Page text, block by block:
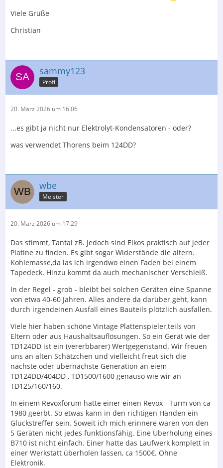
Viele Grüße
Christian
sammy123
Profi
20. März 2026 um 16:06
...es gibt ja nicht nur Elektrolyt-Kondensatoren - oder?
was verwendet Thorens beim 124DD?
wbe
Meister
20. März 2026 um 17:29
Das stimmt, Tantal zB. Jedoch sind Elkos praktisch auf jeder
Platine zu finden. Es gibt sogar Widerstände die altern.
Kohlemasse,da las ich irgendwo einen Faden bei einem
Tapedeck. Hinzu kommt da auch mechanischer Verschleiß.
In der Regel - grob - bleibt bei solchen Geräten eine Spanne
von etwa 40-60 Jahren. Alles andere da darüber geht, kann
durch irgendeinen Ausfall eines Bauteils plötzlich ausfallen.
Viele hier haben schöne Vintage Plattenspieler,teils von
Eltern oder aus Haushaltsauflösungen. So ein Gerät wie der
TD124DD ist ein (vererbbarer) Wertgegenstand. Wir freuen
uns an alten Schätzchen und vielleicht freut sich die
nächste oder übernächste Generation an eiem
TD124DD/404DD , TD1500/1600 genauso wie wir an
TD125/160/160.
In einem Revoxforum hatte einer einen Revox - Turm von ca
1980 geerbt. So etwas kann in den richtigen Händen ein
Glückstreffer sein. Soweit ich mich erinnere waren von den
5 Geräten nicht jedes funktionsfähig. Eine Überholung eines
B710 ist nicht einfach. Einer hatte das Laufwerk komplett in
einer Werkstatt überholen lassen, ca 1500€. Ohne
Elektronik.